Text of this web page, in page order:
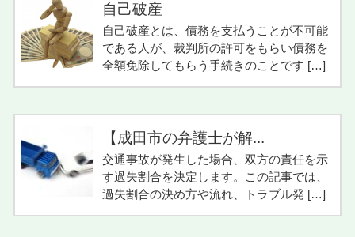
自己破産
自己破産とは、債務を支払うことが不可能
である人が、裁判所の許可をもらい債務を
全額免除してもらう手続きのことです […]
【成田市の弁護士が解...
交通事故が発生した場合、双方の責任を示
す過失割合を決定します。この記事では、
過失割合の決め方や流れ、トラブル発 […]